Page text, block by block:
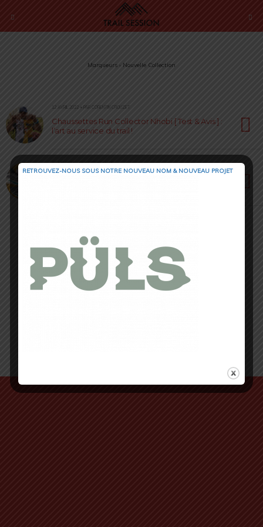
Marqueurs › Nouvelle Collection
12 AVRIL 2022 • PAR CORENTIN CROUZET
Chaussettes Run Collector Nhobi [ Test & Avis ] :
l’art au service du trail !
16 JUIN 2021 • PAR CÉDRIC MASIP
Retour au début
RETROUVEZ-NOUS SOUS NOTRE NOUVEAU NOM & NOUVEAU PROJET